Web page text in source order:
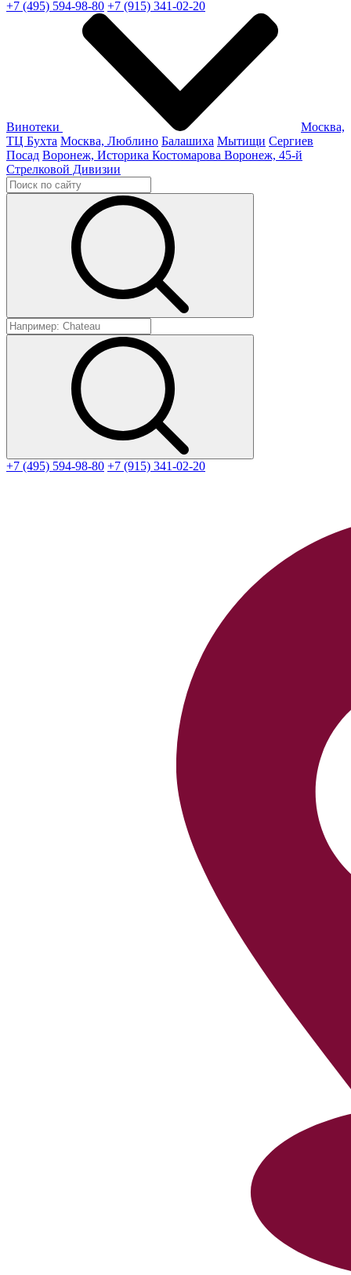
+7 (495) 594-98-80 +7 (915) 341-02-20
Винотеки
Москва,
ТЦ Бухта Москва, Люблино Балашиха Мытищи Сергиев
Посад Воронеж, Историка Костомарова Воронеж, 45-й
Стрелковой Дивизии
+7 (495) 594-98-80 +7 (915) 341-02-20